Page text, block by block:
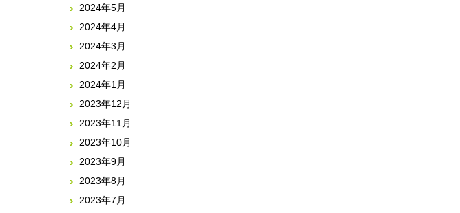
2024年5月
2024年4月
2024年3月
2024年2月
2024年1月
2023年12月
2023年11月
2023年10月
2023年9月
2023年8月
2023年7月